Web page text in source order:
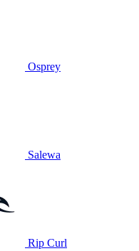
Osprey
Salewa
Rip Curl